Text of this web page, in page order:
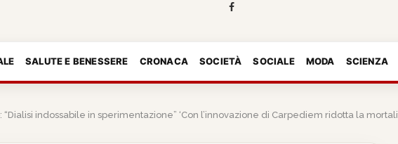
SALUTE E BENESSERE CRONACA SOCIETÀ SOCIALE MODA SCIENZA
indossabile in sperimentazione” ‘Con l’innovazione di Carpediem ridotta la